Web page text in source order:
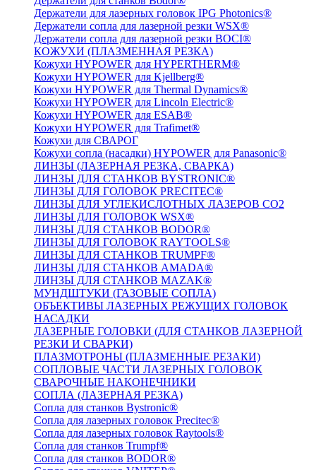
Держатели для лазерных головок IPG Photonics®
Держатели сопла для лазерной резки WSX®
Держатели сопла для лазерной резки BOCI®
КОЖУХИ (ПЛАЗМЕННАЯ РЕЗКА)
Кожухи HYPOWER для HYPERTHERM®
Кожухи HYPOWER для Kjellberg®
Кожухи HYPOWER для Thermal Dynamics®
Кожухи HYPOWER для Lincoln Electric®
Кожухи HYPOWER для ESAB®
Кожухи HYPOWER для Trafimet®
Кожухи для СВАРОГ
Кожухи сопла (насадки) HYPOWER для Panasonic®
ЛИНЗЫ (ЛАЗЕРНАЯ РЕЗКА, СВАРКА)
ЛИНЗЫ ДЛЯ СТАНКОВ BYSTRONIC®
ЛИНЗЫ ДЛЯ ГОЛОВОК PRECITEC®
ЛИНЗЫ ДЛЯ УГЛЕКИСЛОТНЫХ ЛАЗЕРОВ CO2
ЛИНЗЫ ДЛЯ ГОЛОВОК WSX®
ЛИНЗЫ ДЛЯ СТАНКОВ BODOR®
ЛИНЗЫ ДЛЯ ГОЛОВОК RAYTOOLS®
ЛИНЗЫ ДЛЯ СТАНКОВ TRUMPF®
ЛИНЗЫ ДЛЯ СТАНКОВ AMADA®
ЛИНЗЫ ДЛЯ СТАНКОВ MAZAK®
МУНДШТУКИ (ГАЗОВЫЕ СОПЛА)
ОБЪЕКТИВЫ ЛАЗЕРНЫХ РЕЖУЩИХ ГОЛОВОК
НАСАДКИ
ЛАЗЕРНЫЕ ГОЛОВКИ (ДЛЯ СТАНКОВ ЛАЗЕРНОЙ
РЕЗКИ И СВАРКИ)
ПЛАЗМОТРОНЫ (ПЛАЗМЕННЫЕ РЕЗАКИ)
СОПЛОВЫЕ ЧАСТИ ЛАЗЕРНЫХ ГОЛОВОК
СВАРОЧНЫЕ НАКОНЕЧНИКИ
СОПЛА (ЛАЗЕРНАЯ РЕЗКА)
Сопла для станков Bystronic®
Сопла для лазерных головок Precitec®
Сопла для лазерных головок Raytools®
Сопла для станков Trumpf®
Сопла для станков BODOR®